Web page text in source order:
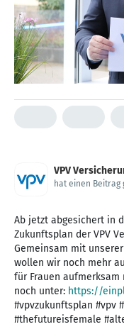
VPV
hat einen Beitrag
Ab jetzt abgesichert in
Zukunftsplan der VPV
Gemeinsam mit
wollen wir noch mehr
für Frauen
noch unter: https://
#vpvzukunftsplan #vpv
#thefutureisfemale